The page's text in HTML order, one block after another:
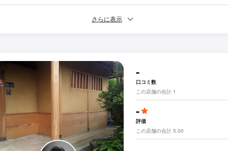
さらに表示
-
口コミ数
この店舗の合計 1
-
評価
この店舗の合計 5.00